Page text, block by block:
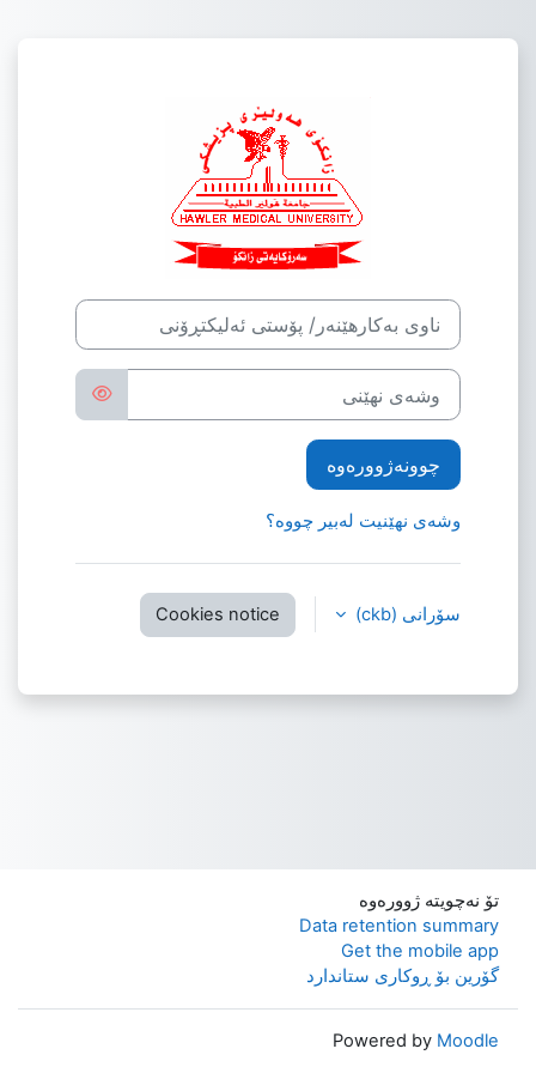
چوونەژوورەوە بۆ Hawler Medical University
ناوی بەکارهێنەر/ پۆستی ئەلیکتڕۆنی
وشەی نهێنی
چوونەژوورەوە
وشه‌ی نهێنیت له‌بیر چووه‌؟
سۆرانی ‎(ckb)‎ Cookies notice
تۆ نەچویتە ژوورەوە
Data retention summary
Get the mobile app
گۆرین بۆ ڕوکاری ستاندارد
Powered by Moodle